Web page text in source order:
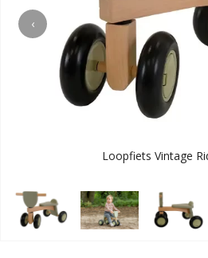
‹
Loopfiets Vintage